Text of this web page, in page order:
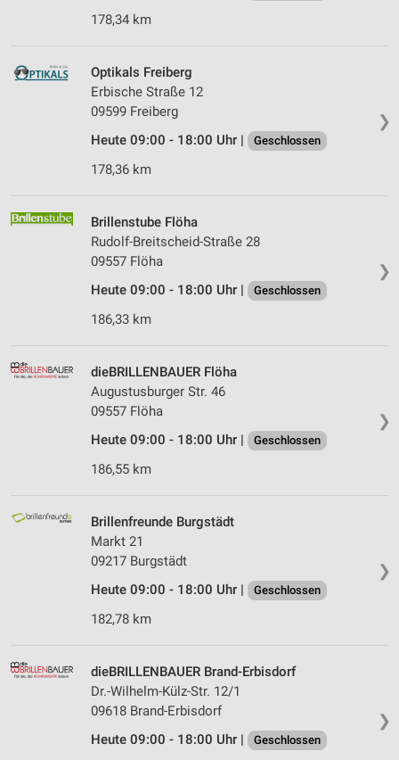
178,34 km
❯
Optikals Freiberg
Erbische Straße 12
09599 Freiberg
Heute 09:00 - 18:00 Uhr |
Geschlossen
178,36 km
❯
Brillenstube Flöha
Rudolf-Breitscheid-Straße 28
09557 Flöha
Heute 09:00 - 18:00 Uhr |
Geschlossen
186,33 km
❯
dieBRILLENBAUER Flöha
Augustusburger Str. 46
09557 Flöha
Heute 09:00 - 18:00 Uhr |
Geschlossen
186,55 km
❯
Brillenfreunde Burgstädt
Markt 21
09217 Burgstädt
Heute 09:00 - 18:00 Uhr |
Geschlossen
182,78 km
❯
dieBRILLENBAUER Brand-Erbisdorf
Dr.-Wilhelm-Külz-Str. 12/1
09618 Brand-Erbisdorf
Heute 09:00 - 18:00 Uhr |
Geschlossen